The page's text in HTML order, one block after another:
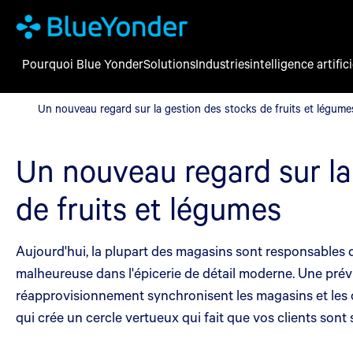
Un nouveau regard sur la gestion des stocks de fruits et
Pourquoi Blue YonderSolutionsIndustriesintelligence
Un nouveau regard sur la gestion des stocks de fruits et
Un nouveau regard sur
de fruits et légumes
Aujourd'hui, la plupart des magasins sont
malheureuse dans l'épicerie de détail moderne. Une
réapprovisionnement synchronisent les magasins et
qui crée un cercle vertueux qui fait que vos clients sont